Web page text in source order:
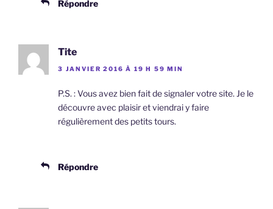
Répondre
Tite
3 JANVIER 2016 À 19 H 59 MIN
P.S. : Vous avez bien fait de signaler votre site. Je le
découvre avec plaisir et viendrai y faire
régulièrement des petits tours.
Répondre